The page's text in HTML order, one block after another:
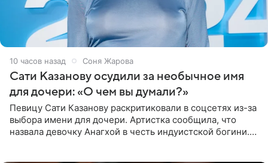
10 часов назад Соня Жарова
Сати Казанову осудили за необычное имя
для дочери: «О чем вы думали?»
Певицу Сати Казанову раскритиковали в соцсетях из-за
выбора имени для дочери. Артистка сообщила, что
назвала девочку Анагхой в честь индуистской богини.